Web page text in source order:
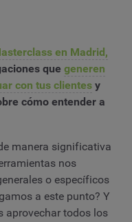
en Madrid,
que generen
con tus clientes y
cómo entender a
manera significativa
nos
o específicos
a este punto? Y
aprovechar todos los